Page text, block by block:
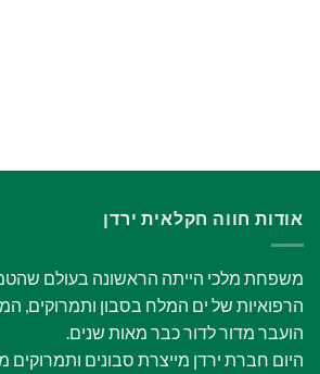
אודות חווה חקלאית ירדן
משפחת מלכי הייתה הראשונה בעולם
הרפואיות של ים המלח בסבון ותמרוקים,
הועבר מדור לדור כבר מאות שנים.
היום חברת ירדן מייצרת סבונים ותמרוקים